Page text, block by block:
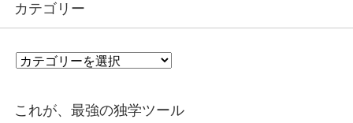
カテゴリー
カ
リ
これが、最強の独学ツール